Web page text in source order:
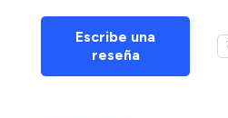
Escribe una
reseña